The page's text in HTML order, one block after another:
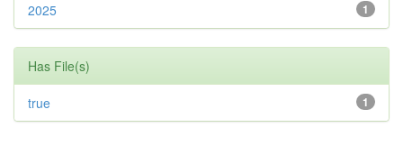
1
2025
Has File(s)
1
true